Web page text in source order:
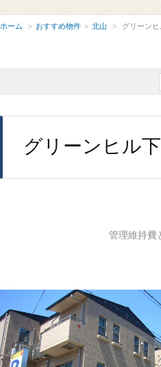
ホーム おすすめ物件 北山 グリーン
グリーンヒル
管理維持費